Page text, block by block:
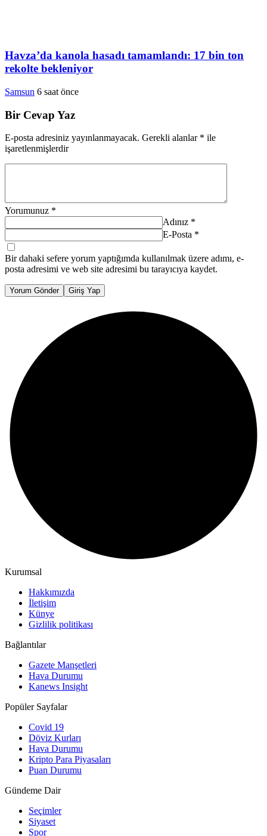
Havza’da kanola hasadı tamamlandı: 17 bin ton
rekolte bekleniyor
Samsun 6 saat önce
Bir Cevap Yaz
E-posta adresiniz yayınlanmayacak. Gerekli alanlar * ile
işaretlenmişlerdir
Yorumunuz *
Adınız *
E-Posta *
Bir dahaki sefere yorum yaptığımda kullanılmak üzere adımı, e-
posta adresimi ve web site adresimi bu tarayıcıya kaydet.
Yorum Gönder Giriş Yap
Kurumsal
Hakkımızda
İletişim
Künye
Gizlilik politikası
Bağlantılar
Gazete Manşetleri
Hava Durumu
Kanews Insight
Popüler Sayfalar
Covid 19
Döviz Kurları
Hava Durumu
Kripto Para Piyasaları
Puan Durumu
Gündeme Dair
Seçimler
Siyaset
Spor